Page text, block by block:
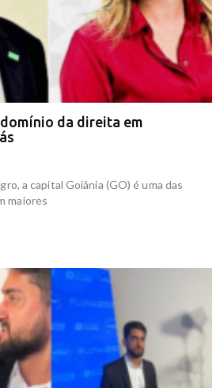
da direita em
a capital Goiânia (GO) é uma das
maiores